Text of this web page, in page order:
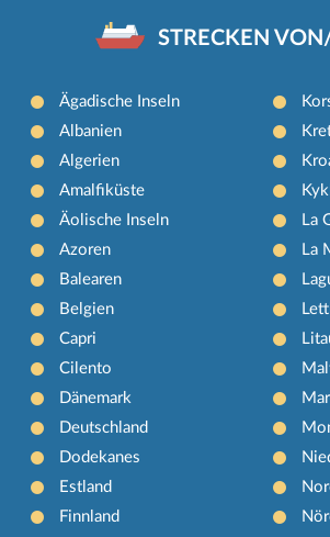
STRECKEN
Ägadische Inseln
Albanien
Algerien
Amalfiküste
Äolische Inseln
Azoren
Balearen
Belgien
Capri
Cilento
Dänemark
Deutschland
Dodekanes
Estland
Finnland
La
La